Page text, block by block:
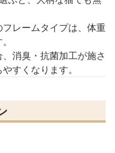
レームタイプは、体重
消臭・抗菌加工が施さ
すくなります。